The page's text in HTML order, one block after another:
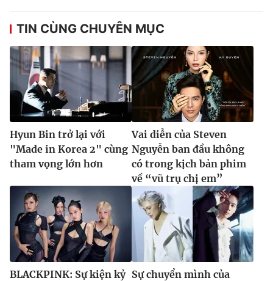
TIN CÙNG CHUYÊN MỤC
Hyun Bin trở lại với
"Made in Korea 2" cùng
tham vọng lớn hơn
Vai diễn của Steven
Nguyễn ban đầu không
có trong kịch bản phim
về “vũ trụ chị em”
BLACKPINK: Sự kiện kỷ Sự chuyển mình của